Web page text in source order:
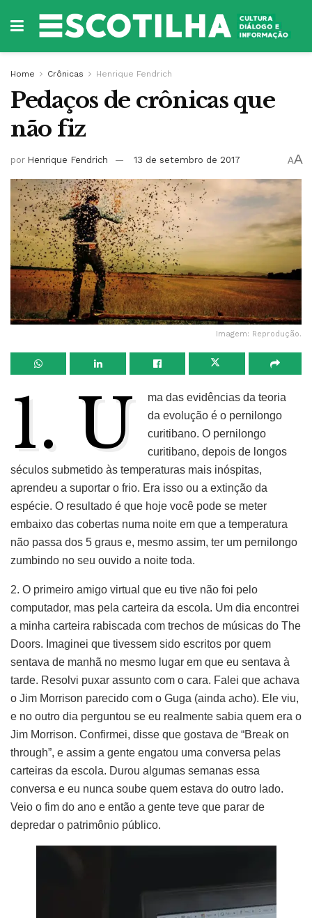
Home Crônicas Henrique Fendrich
Pedaços de crônicas que
não fiz
por Henrique Fendrich 13 de setembro de 2017 AA
Imagem: Reprodução.
1. U
ma das evidências da teoria
da evolução é o pernilongo
curitibano. O pernilongo
curitibano, depois de longos
séculos submetido às temperaturas mais inóspitas,
aprendeu a suportar o frio. Era isso ou a extinção da
espécie. O resultado é que hoje você pode se meter
embaixo das cobertas numa noite em que a temperatura
não passa dos 5 graus e, mesmo assim, ter um pernilongo
zumbindo no seu ouvido a noite toda.
2. O primeiro amigo virtual que eu tive não foi pelo
computador, mas pela carteira da escola. Um dia encontrei
a minha carteira rabiscada com trechos de músicas do The
Doors. Imaginei que tivessem sido escritos por quem
sentava de manhã no mesmo lugar em que eu sentava à
tarde. Resolvi puxar assunto com o cara. Falei que achava
o Jim Morrison parecido com o Guga (ainda acho). Ele viu,
e no outro dia perguntou se eu realmente sabia quem era o
Jim Morrison. Confirmei, disse que gostava de “Break on
through”, e assim a gente engatou uma conversa pelas
carteiras da escola. Durou algumas semanas essa
conversa e eu nunca soube quem estava do outro lado.
Veio o fim do ano e então a gente teve que parar de
depredar o patrimônio público.